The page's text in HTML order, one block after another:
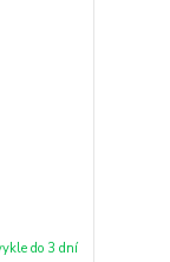
do 3 dní